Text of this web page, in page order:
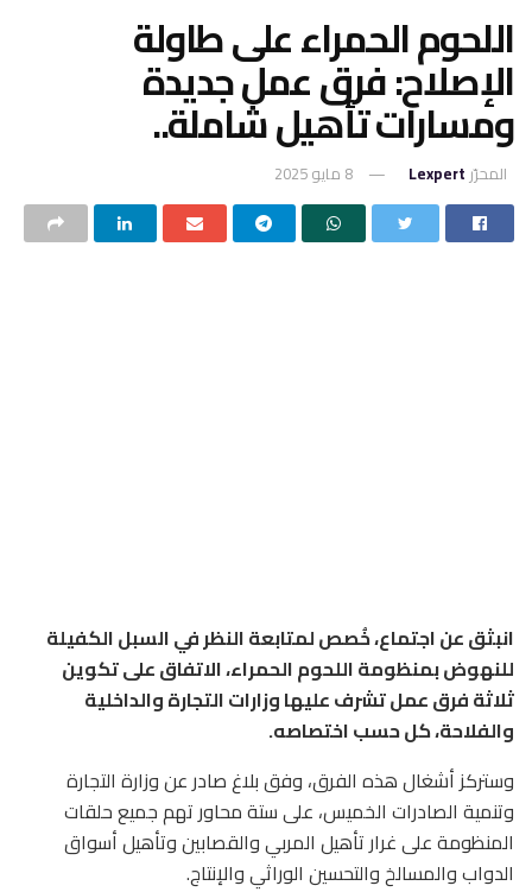
اللحوم الحمراء على طاولة
الإصلاح: فرق عمل جديدة
ومسارات تأهيل شاملة..
المحرّر Lexpert 8 مايو 2025
انبثق عن اجتماع، خُصص لمتابعة النظر في السبل الكفيلة
للنهوض بمنظومة اللحوم الحمراء، الاتفاق على تكوين
ثلاثة فرق عمل تشرف عليها وزارات التجارة والداخلية
والفلاحة، كل حسب اختصاصه.
وستركز أشغال هذه الفرق، وفق بلاغ صادر عن وزارة التجارة
وتنمية الصادرات الخميس، على ستة محاور تهم جميع حلقات
المنظومة على غرار تأهيل المربي والقصابين وتأهيل أسواق
الدواب والمسالخ والتحسين الوراثي والإنتاج.